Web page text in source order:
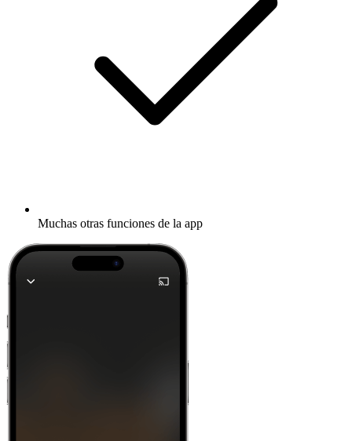
Muchas otras funciones de la app